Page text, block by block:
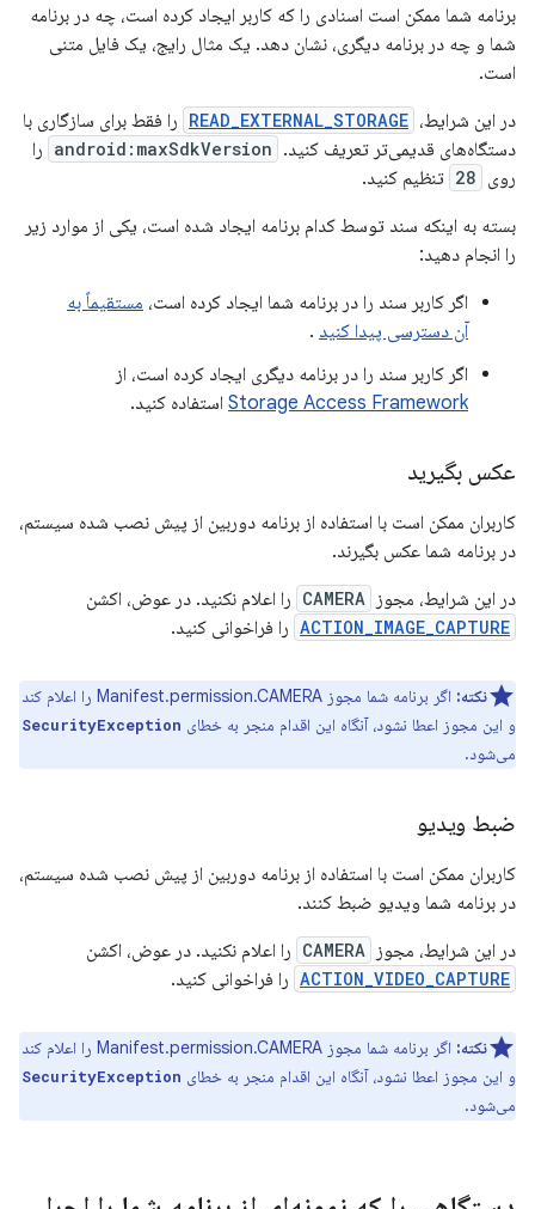
برنامه شما ممکن است اسنادی را که کاربر ایجاد کرده است، چه در برنامه
شما و چه در برنامه دیگری، نشان دهد. یک مثال رایج، یک فایل متنی
است.
در این شرایط، READ_EXTERNAL_STORAGE را فقط برای سازگاری با
دستگاه‌های قدیمی‌تر تعریف کنید. android:maxSdkVersion را
روی 28 تنظیم کنید.
بسته به اینکه سند توسط کدام برنامه ایجاد شده است، یکی از موارد زیر
را انجام دهید:
اگر کاربر سند را در برنامه شما ایجاد کرده است، مستقیماً به
آن دسترسی پیدا کنید .
اگر کاربر سند را در برنامه دیگری ایجاد کرده است، از
Storage Access Framework استفاده کنید.
عکس بگیرید
کاربران ممکن است با استفاده از برنامه دوربین از پیش نصب شده سیستم،
در برنامه شما عکس بگیرند.
در این شرایط، مجوز CAMERA را اعلام نکنید. در عوض، اکشن
ACTION_IMAGE_CAPTURE را فراخوانی کنید.
نکته:
اگر برنامه شما مجوز Manifest.permission.CAMERA را اعلام کند
و این مجوز اعطا نشود، آنگاه این اقدام منجر به خطای SecurityException
می‌شود.
ضبط ویدیو
کاربران ممکن است با استفاده از برنامه دوربین از پیش نصب شده سیستم،
در برنامه شما ویدیو ضبط کنند.
در این شرایط، مجوز CAMERA را اعلام نکنید. در عوض، اکشن
ACTION_VIDEO_CAPTURE را فراخوانی کنید.
نکته:
اگر برنامه شما مجوز Manifest.permission.CAMERA را اعلام کند
و این مجوز اعطا نشود، آنگاه این اقدام منجر به خطای SecurityException
می‌شود.